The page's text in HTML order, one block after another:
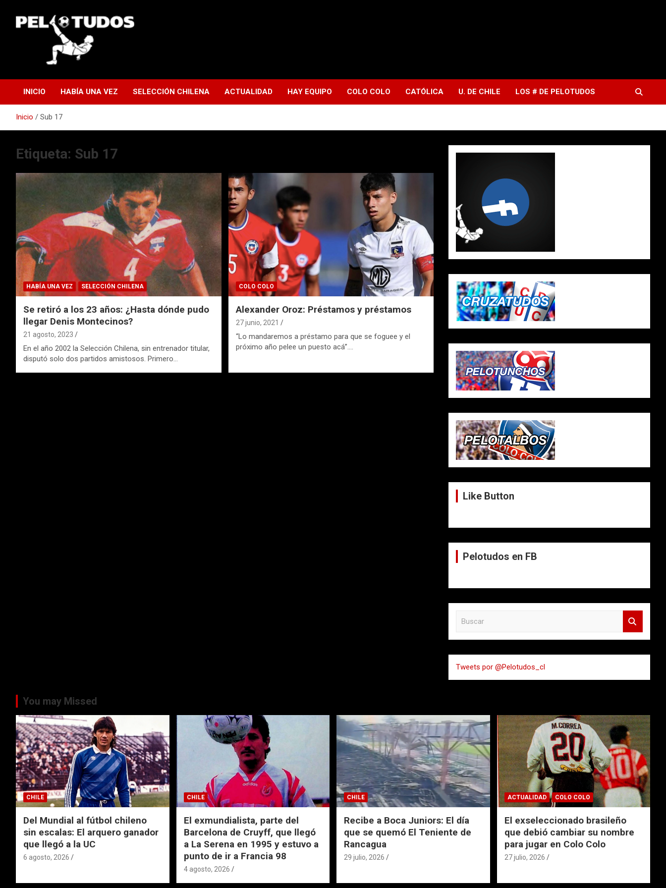
contenido
INICIO HABÍA UNA VEZ SELECCIÓN CHILENA ACTUALIDAD HAY EQUIPO COLO COLO CATÓLICA U. DE CHILE LOS # DE PELOTUDOS
Inicio Sub 17
Etiqueta: Sub 17
HABÍA UNA VEZ SELECCIÓN CHILENA
Se retiró a los 23 años: ¿Hasta dónde pudo
llegar Denis Montecinos?
21 agosto, 2023
En el año 2002 la Selección Chilena, sin entrenador titular,
disputó solo dos partidos amistosos. Primero…
COLO COLO
Alexander Oroz: Préstamos y préstamos
27 junio, 2021
“Lo mandaremos a préstamo para que se foguee y el
próximo año pelee un puesto acá”.…
Like Button
Pelotudos en FB
a
r
Tweets por @Pelotudos_cl
You may Missed
CHILE
Del Mundial al fútbol chileno
sin escalas: El arquero ganador
que llegó a la UC
6 agosto, 2026
CHILE
El exmundialista, parte del
Barcelona de Cruyff, que llegó
a La Serena en 1995 y estuvo a
punto de ir a Francia 98
4 agosto, 2026
CHILE
Recibe a Boca Juniors: El día
que se quemó El Teniente de
Rancagua
29 julio, 2026
ACTUALIDAD COLO COLO
El exseleccionado brasileño
que debió cambiar su nombre
para jugar en Colo Colo
27 julio, 2026